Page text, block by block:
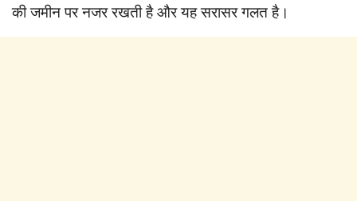
की जमीन पर नजर रखती है और यह सरासर गलत है।